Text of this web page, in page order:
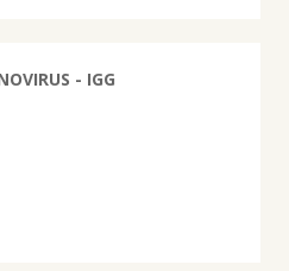
- IGG